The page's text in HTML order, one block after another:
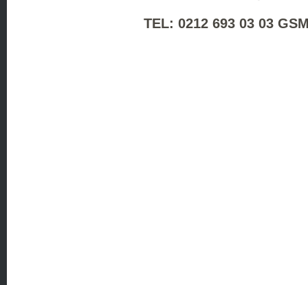
TEL: 0212 693 03 03